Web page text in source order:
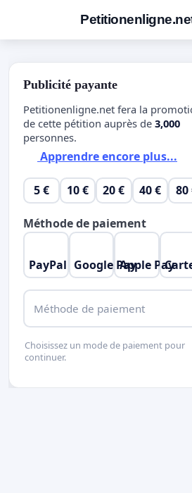
Publicité payante
Petitionenligne.net fera la
de cette pétition auprès de 3,000
personnes.
Apprendre encore plus...
5 € 10 € 20 € 40 € 80
Méthode de paiement
PayPal Google PayApple Pay
Méthode de paiement
Choisissez un mode de paiement pour
continuer.